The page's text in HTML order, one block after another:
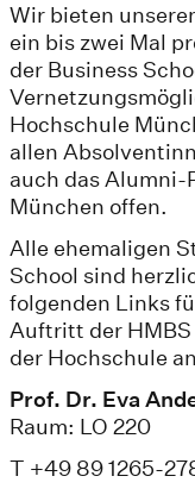
Wir bieten
ein bis zwei Mal
der Business
Hochschule
allen
auch das Alumni-
München offen.
Alle ehemaligen
School sind
folgenden Links
Auftritt der
der Hochschule
Prof. Dr. Eva
Raum: LO 220
T +49 89 1265-